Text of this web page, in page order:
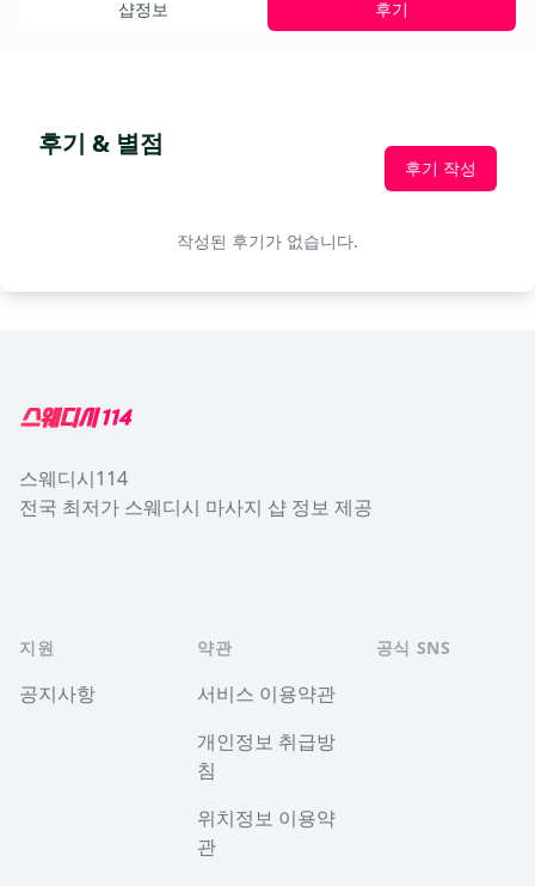
샵정보 후기
후기 & 별점
후기 작성
작성된 후기가 없습니다.
스웨디시114
전국 최저가 스웨디시 마사지 샵 정보 제공
지원
공지사항
약관
서비스 이용약관
개인정보 취급방
침
위치정보 이용약
관
공식 SNS